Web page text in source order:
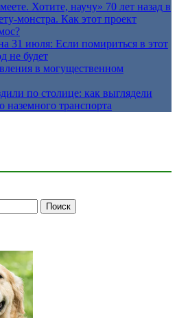
Хотите, научу» 70 лет назад в
монстра. Как этот проект
31 июля: Если помириться в этот
не будет
в могущественном
по столице: как выглядели
наземного транспорта